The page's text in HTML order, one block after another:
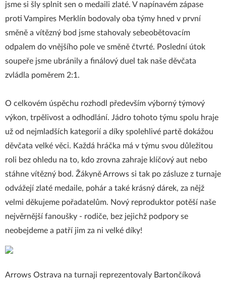
jsme si šly splnit sen o medaili zlaté. V napínavém zápase
proti Vampires Merklín bodovaly oba týmy hned v první
směně a vítězný bod jsme stahovaly sebeobětovacím
odpalem do vnějšího pole ve směně čtvrté. Poslední útok
soupeře jsme ubránily a finálový duel tak naše děvčata
zvládla poměrem 2:1.
O celkovém úspěchu rozhodl především výborný týmový
výkon, trpělivost a odhodlání. Jádro tohoto týmu spolu hraje
už od nejmladších kategorií a díky spolehlivé partě dokážou
děvčata velké věci. Každá hráčka má v týmu svou důležitou
roli bez ohledu na to, kdo zrovna zahraje klíčový aut nebo
stáhne vítězný bod. Žákyně Arrows si tak po zásluze z turnaje
odvážejí zlaté medaile, pohár a také krásný dárek, za nějž
velmi děkujeme pořadatelům. Nový reproduktor potěší naše
nejvěrnější fanoušky - rodiče, bez jejichž podpory se
neobejdeme a patří jim za ni velké díky!
Arrows Ostrava na turnaji reprezentovaly Bartončíková